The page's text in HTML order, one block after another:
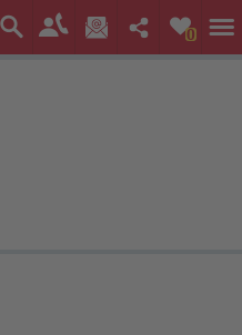
0